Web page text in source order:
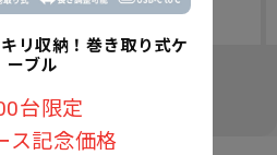
収納！巻き取り式ケ
ーブル
台限定
ス記念価格